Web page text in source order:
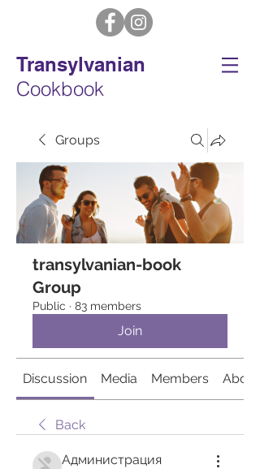
Transylvanian
Cookbook
Groups
transylvanian-book
Group
Public · 83 members
Join
Discussion Media Members About
Back
Администрация